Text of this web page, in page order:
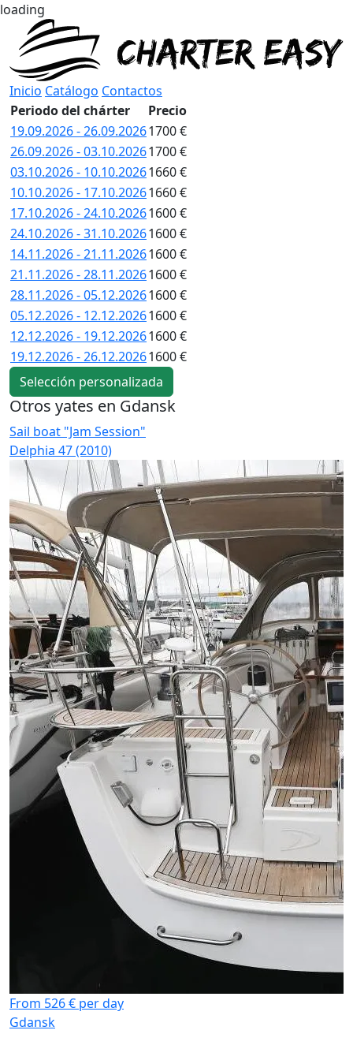
loading
Inicio Catálogo Contactos
Periodo del chárter
Precio
19.09.2026 - 26.09.20261700 €
26.09.2026 - 03.10.20261700 €
03.10.2026 - 10.10.20261660 €
10.10.2026 - 17.10.20261660 €
17.10.2026 - 24.10.20261600 €
24.10.2026 - 31.10.20261600 €
14.11.2026 - 21.11.20261600 €
21.11.2026 - 28.11.20261600 €
28.11.2026 - 05.12.20261600 €
05.12.2026 - 12.12.20261600 €
12.12.2026 - 19.12.20261600 €
19.12.2026 - 26.12.20261600 €
Selección personalizada
Otros yates en Gdansk
Sail boat "Jam Session"
Delphia 47 (2010)
From 526 € per day
Gdansk